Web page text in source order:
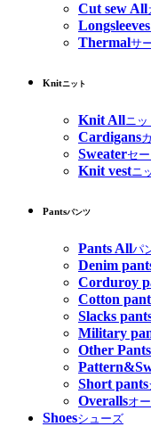
Cut sew All
Thermalサ
Knitニット
Knit Allニッ
Cardigans
Sweaterセ
Knit vestニ
Pantsパンツ
Pants Allパ
Denim
Corduroy
Cotton
Slacks
Military
Other Pants
Short pants
Overallsオ
Shoesシューズ